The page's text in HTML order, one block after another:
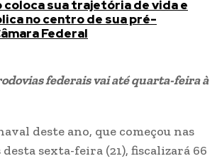
sua trajetória de vida e
no centro de sua pré-
Federal
federais vai até quarta-feira à
deste ano, que começou nas
sexta-feira (21), fiscalizará 66